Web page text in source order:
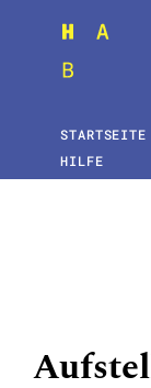
STARTSEITE
HILFE